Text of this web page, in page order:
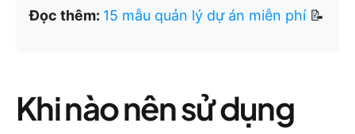
Đọc thêm: 15 mẫu quản lý dự án miễn phí📝
Khi nào nên sử dụng